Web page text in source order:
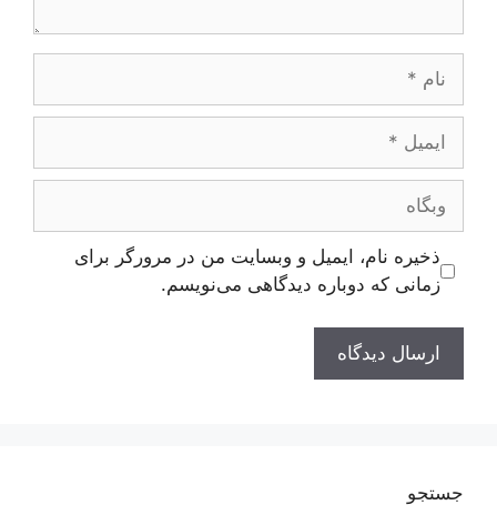
ایمیل
وبگاه
ذخیره نام، ایمیل و وبسایت من در مرورگر برای
زمانی که دوباره دیدگاهی می‌نویسم.
جستجو